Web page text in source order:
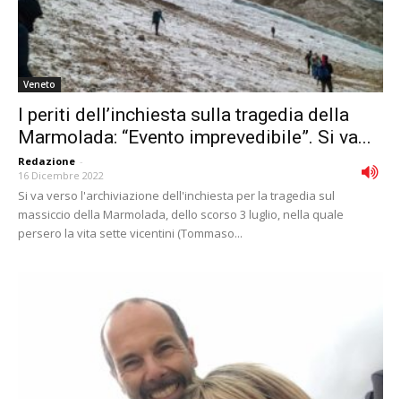
Veneto
I periti dell’inchiesta sulla tragedia della
Marmolada: “Evento imprevedibile”. Si va...
Redazione -
16 Dicembre 2022
Si va verso l'archiviazione dell'inchiesta per la tragedia sul
massiccio della Marmolada, dello scorso 3 luglio, nella quale
persero la vita sette vicentini (Tommaso...